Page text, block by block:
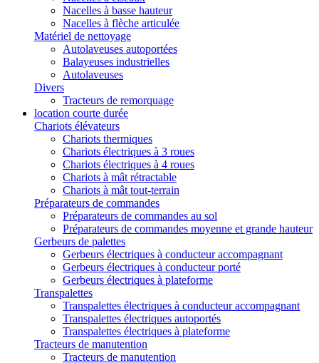
Nacelles à basse hauteur
Nacelles à flèche articulée
Matériel de nettoyage
Autolaveuses autoportées
Balayeuses industrielles
Autolaveuses
Divers
Tracteurs de remorquage
location courte durée
Chariots élévateurs
Chariots thermiques
Chariots électriques à 3 roues
Chariots électriques à 4 roues
Chariots à mât rétractable
Chariots à mât tout-terrain
Préparateurs de commandes
Préparateurs de commandes au sol
Préparateurs de commandes moyenne et grande hauteur
Gerbeurs de palettes
Gerbeurs électriques à conducteur accompagnant
Gerbeurs électriques à conducteur porté
Gerbeurs électriques à plateforme
Transpalettes
Transpalettes électriques à conducteur accompagnant
Transpalettes électriques autoportés
Transpalettes électriques à plateforme
Tracteurs de manutention
Tracteurs de manutention